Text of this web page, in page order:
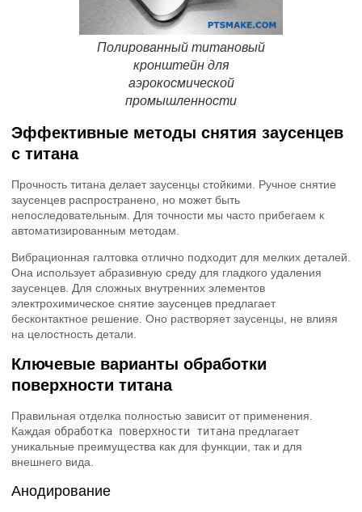
Полированный титановый
кронштейн для
аэрокосмической
промышленности
Эффективные методы снятия заусенцев
с титана
Прочность титана делает заусенцы стойкими. Ручное снятие
заусенцев распространено, но может быть
непоследовательным. Для точности мы часто прибегаем к
автоматизированным методам.
Вибрационная галтовка отлично подходит для мелких деталей.
Она использует абразивную среду для гладкого удаления
заусенцев. Для сложных внутренних элементов
электрохимическое снятие заусенцев предлагает
бесконтактное решение. Оно растворяет заусенцы, не влияя
на целостность детали.
Ключевые варианты обработки
поверхности титана
Правильная отделка полностью зависит от применения.
Каждая обработка поверхности титана предлагает
уникальные преимущества как для функции, так и для
внешнего вида.
Анодирование